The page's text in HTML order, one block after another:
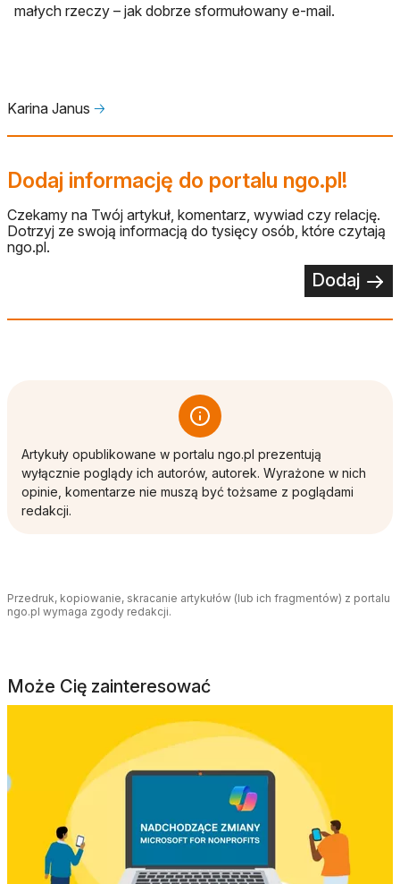
małych rzeczy – jak dobrze sformułowany e-mail.
Karina Janus 🡢
Dodaj informację do portalu ngo.pl!
Czekamy na Twój artykuł, komentarz, wywiad czy relację.
Dotrzyj ze swoją informacją do tysięcy osób, które czytają
ngo.pl.
Dodaj
Artykuły opublikowane w portalu ngo.pl prezentują
wyłącznie poglądy ich autorów, autorek. Wyrażone w nich
opinie, komentarze nie muszą być tożsame z poglądami
redakcji.
Przedruk, kopiowanie, skracanie artykułów (lub ich fragmentów) z portalu
ngo.pl wymaga zgody redakcji.
Może Cię zainteresować